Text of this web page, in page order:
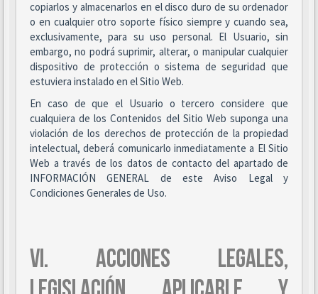
copiarlos y almacenarlos en el disco duro de su ordenador
o en cualquier otro soporte físico siempre y cuando sea,
exclusivamente, para su uso personal. El Usuario, sin
embargo, no podrá suprimir, alterar, o manipular cualquier
dispositivo de protección o sistema de seguridad que
estuviera instalado en el Sitio Web.
En caso de que el Usuario o tercero considere que
cualquiera de los Contenidos del Sitio Web suponga una
violación de los derechos de protección de la propiedad
intelectual, deberá comunicarlo inmediatamente a El Sitio
Web a través de los datos de contacto del apartado de
INFORMACIÓN GENERAL de este Aviso Legal y
Condiciones Generales de Uso.
VI. ACCIONES LEGALES,